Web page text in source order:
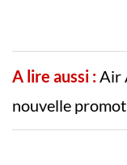
A lire aussi : Air
nouvelle